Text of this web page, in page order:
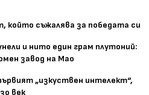
който съжалява за победата си
и нито един грам плутоний:
завод на Мао
„изкуствен интелект“,
век